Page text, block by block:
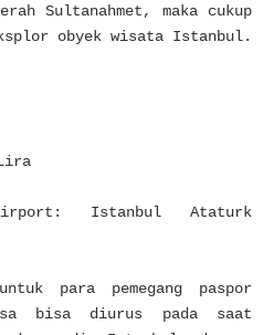
Sultanahmet, maka cukup
obyek wisata Istanbul.
Istanbul Ataturk
para pemegang paspor
bisa diurus pada saat